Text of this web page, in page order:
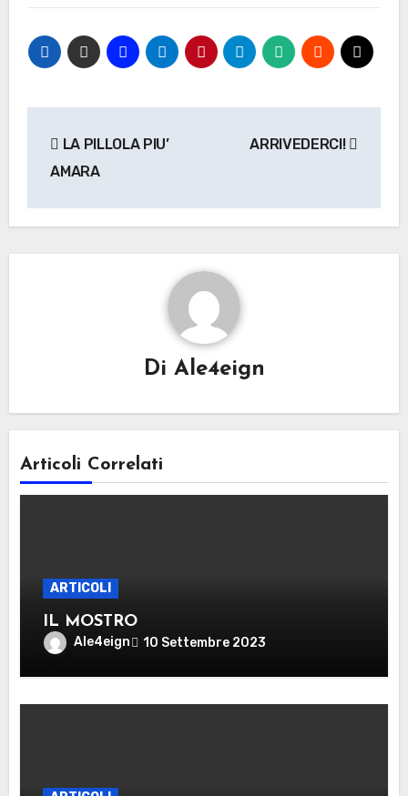
articoli
LA PILLOLA PIU’
AMARA
ARRIVEDERCI!
Di Ale4eign
Articoli Correlati
ARTICOLI
IL MOSTRO
Ale4eign 10 Settembre 2023